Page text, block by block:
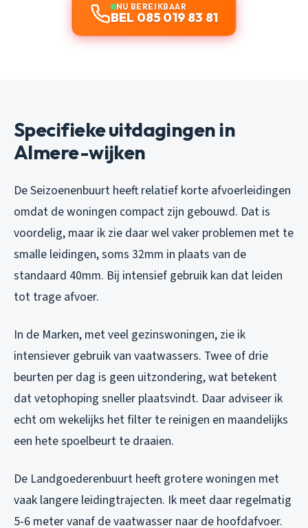
NU BEREIKBAAR
BEL 085 019 83 81
Specifieke uitdagingen in
Almere-wijken
De Seizoenenbuurt heeft relatief korte afvoerleidingen
omdat de woningen compact zijn gebouwd. Dat is
voordelig, maar ik zie daar wel vaker problemen met te
smalle leidingen, soms 32mm in plaats van de
standaard 40mm. Bij intensief gebruik kan dat leiden
tot trage afvoer.
In de Marken, met veel gezinswoningen, zie ik
intensiever gebruik van vaatwassers. Twee of drie
beurten per dag is geen uitzondering, wat betekent
dat vetophoping sneller plaatsvindt. Daar adviseer ik
echt om wekelijks het filter te reinigen en maandelijks
een hete spoelbeurt te draaien.
De Landgoederenbuurt heeft grotere woningen met
vaak langere leidingtrajecten. Ik meet daar regelmatig
5-6 meter vanaf de vaatwasser naar de hoofdafvoer.